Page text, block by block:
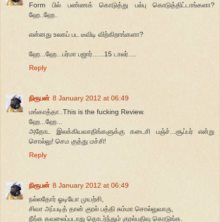
Form பில் பண்ணக் கொடுத்து பல்பு கொடுத்திட்டாங்களா?
ஹே..ஹே..
என்னது உலகப் பட டீவிடி விற்கிறாங்களா?
ஹே...ஹே...பர்மா பஜார்......15 டாலர்....
Reply
நிரூபன் 8 January 2012 at 06:49
மங்காத்தா..This is the fucking Review.
ஹே...ஹே...
அதோட இலக்கியவாதிங்களுக்கு கடைசி பஞ்ச்...சூப்பர் என்று
சொல்லு! செம குத்து மச்சி!
Reply
நிரூபன் 8 January 2012 at 06:49
நல்லதோர் ஓடியோ முயற்சி,
சிவா அப்படித் தான் குரல் பத்தி சும்மா சொல்லுவாரு,
நீங்க கவலைப்படாது தொடர்ந்தும் குரல்பதிவு கொடுங்க.